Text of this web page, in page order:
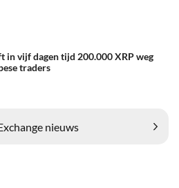
in vijf dagen tijd 200.000 XRP weg
traders
nieuws